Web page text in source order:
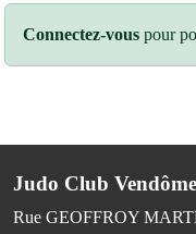
Connectez-vous pour
Judo Club
Rue GEOFFROY